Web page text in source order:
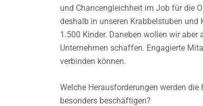
und Chancengleichheit im Job für die
deshalb in unseren Krabbelstuben
1.500 Kinder. Daneben wollen wir
Unternehmen schaffen. Engagierte
verbinden können.
Welche Herausforderungen werden
besonders beschäftigen?